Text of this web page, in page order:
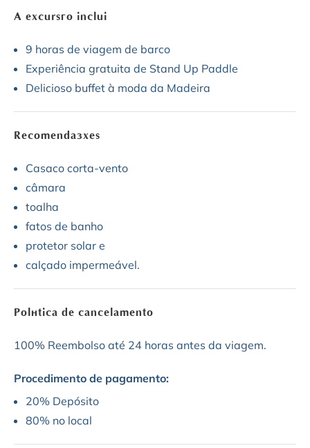
A excursão inclui
9 horas de viagem de barco
Experiência gratuita de Stand Up Paddle
Delicioso buffet à moda da Madeira
Recomendações
Casaco corta-vento
câmara
toalha
fatos de banho
protetor solar e
calçado impermeável.
Política de cancelamento
100% Reembolso até 24 horas antes da viagem.
Procedimento de pagamento:
20% Depósito
80% no local